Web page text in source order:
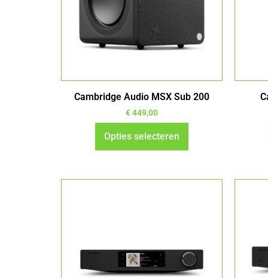
Cambridge Audio MSX Sub 200
€449,00
Opties selecteren
Deze
kan
gekozen
op
de
productpagina